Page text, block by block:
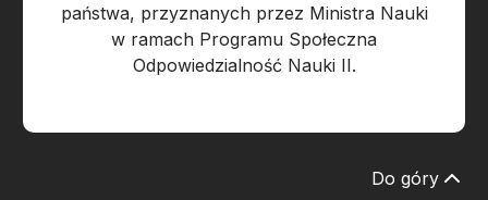
państwa, przyznanych przez Ministra Nauki
w ramach Programu Społeczna
Odpowiedzialność Nauki II.
Do góry